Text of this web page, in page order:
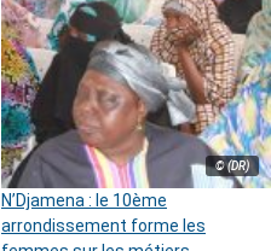
© (DR)
N’Djamena : le 10ème
arrondissement forme les